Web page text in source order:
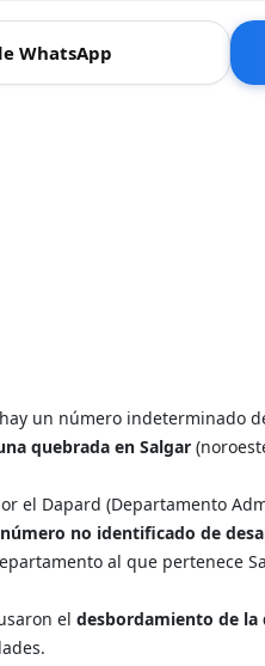
WhatsApp
un número indeterminado
quebrada en Salgar
el Dapard (Departamento
no identificado de
al que pertenece
el desbordamiento de la